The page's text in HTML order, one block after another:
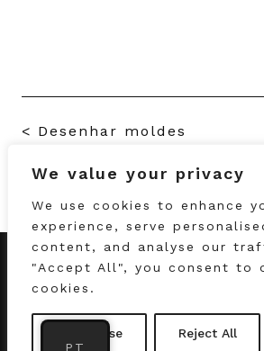
We value your privacy
We use cookies to enhance
experience, serve
content, and analyse our
"Accept All", you consent to
cookies.
Customise Reject All
< Desenhar moldes
Moldes para
© Copyright Giz Atelier.
reservados
PT